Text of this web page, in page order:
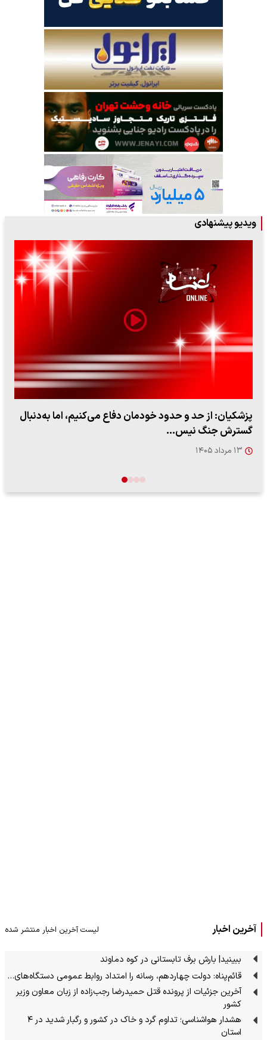
ویدیو پیشنهادی
ببینید| سخنگوی سپاه: بازگشایی تنگه هرمز منوط به پذیرش
شروط ایران از…
۱۷ مرداد ۱۴۰۵
آخرین اخبار لیست آخرین اخبار منتشر شده
ببینید| بارش برف تابستانی در کوه دماوند
قائم‌پناه: دولت چهاردهم، رسانه را امتداد روابط عمومی دستگاه‌های…
آخرین جزئیات از پرونده قتل حمیدرضا رجب‌زاده از زبان معاون وزیر
کشور
هشدار هواشناسی؛ تداوم گرد و خاک در کشور و رگبار شدید در ۴
استان